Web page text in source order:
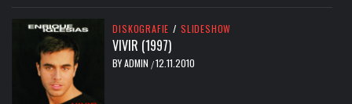
DISKOGRAFIE / SLIDESHOW
VIVIR (1997)
BYADMIN /12.11.2010